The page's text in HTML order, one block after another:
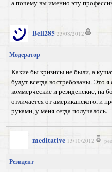
а почему вы именно эту
Bell285 23/08/2012
Модератор
Какие бы кризисы не были, а
будут всегда востребованы. Это
коммерческие и резиденские, на
отличается от американского, и
руками, у меня сегда получалось.
meditative 13/10/2012
Резидент